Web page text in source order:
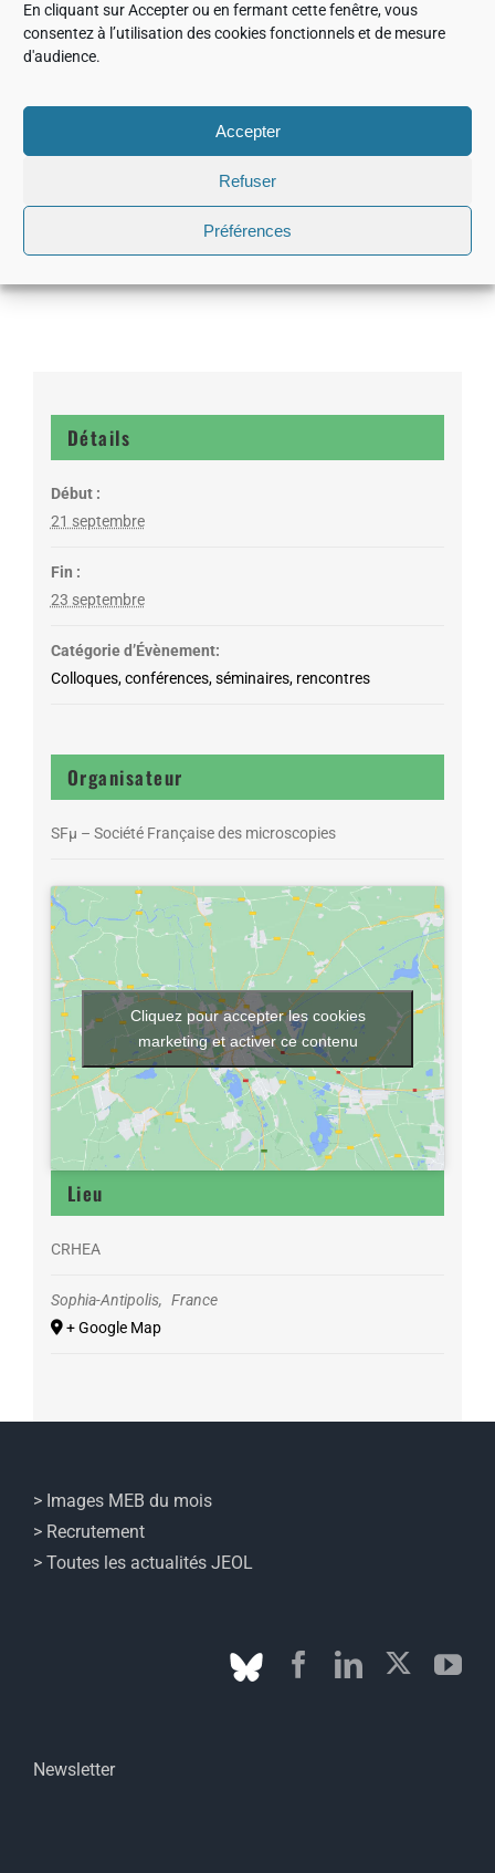
En cliquant sur Accepter ou en fermant cette fenêtre, vous
consentez à l’utilisation des cookies fonctionnels et de mesure
d'audience.
Accepter
Refuser
Préférences
Facebook
X LinkedInWhatsApp
Email
IMC21 – International
JEOL participera à la
conférence internationale
Matériaux 2026
Détails
Début :
21 septembre
Fin :
23 septembre
Catégorie d’Évènement:
Colloques, conférences, séminaires, rencontres
Organisateur
SFµ – Société Française des microscopies
Lieu
CRHEA
Sophia-Antipolis, France
+ Google Map
Cliquez pour accepter les cookies
marketing et activer ce contenu
> Images MEB du mois
> Recrutement
> Toutes les actualités JEOL
Newsletter